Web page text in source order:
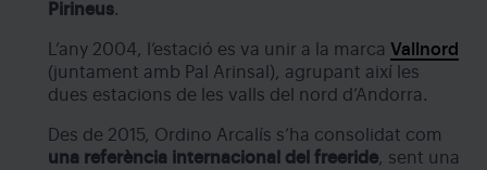
Pirineus.
L’any 2004, l’estació es va unir a la marca Vallnord
(juntament amb Pal Arinsal), agrupant així les
dues estacions de les valls del nord d’Andorra.
Des de 2015, Ordino Arcalís s’ha consolidat com
una referència internacional del freeride, sent una